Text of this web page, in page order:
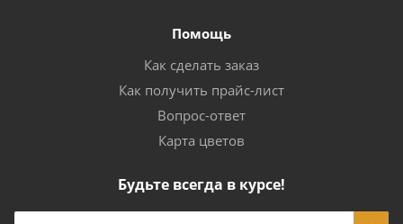
Помощь
Как сделать заказ
Как получить прайс-лист
Вопрос-ответ
Карта цветов
Будьте всегда в курсе!